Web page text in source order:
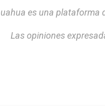
es una
Las opiniones